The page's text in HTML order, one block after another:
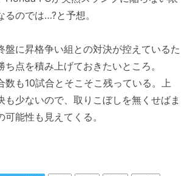
るのでは…?と予想。
盤に昇格争い組との対決が控えているた
点を積み上げておきたいところ。
数も10試合とそこそこ残っている。上
も少ないので、取りこぼしを無くせばま
能性も見えてくる。